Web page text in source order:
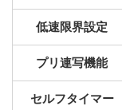
低速限界設定
プリ連写機能
セルフタイマー